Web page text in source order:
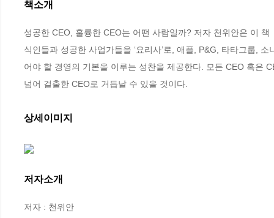
책소개
성공한 CEO, 훌륭한 CEO는 어떤 사람일까? 저자 천위안은 이
식인들과 성공한 사업가들을 ‘요리사’로, 애플, P&G, 타타그룹,
어야 할 경영의 기본을 이루는 성찬을 제공한다. 모든 CEO 혹은
넘어 걸출한 CEO로 거듭날 수 있을 것이다.
상세이미지
저자소개
저자 : 천위안